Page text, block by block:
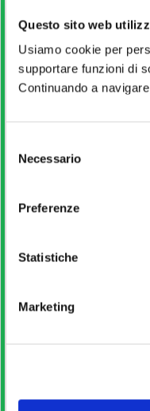
Questo sito web
Usiamo cookie per
supportare funzioni di
Continuando a
Necessario
Preferenze
Statistiche
Marketing
Titolo di Studio
Diploma
Scopri di più!
Bando di concorso
Scarica
Guida allo studio